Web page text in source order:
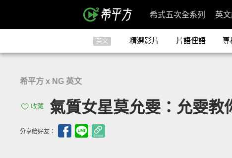
希式五次全系列 英
英文 精選影片 片語俚語 專
希平方 x NG 英文
收藏 氣質女星莫允雯：允雯教
分享給好友：